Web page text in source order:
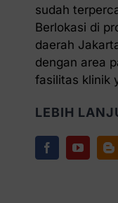
sudah
Berlokasi di
daerah
dengan area
fasilitas klinik
LEBIH